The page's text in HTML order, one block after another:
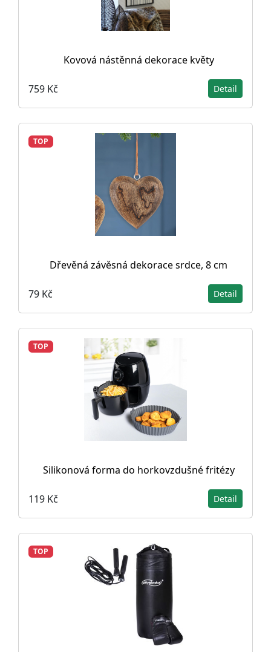
Kovová nástěnná dekorace květy
759 Kč Detail
TOP
Dřevěná závěsná dekorace srdce, 8 cm
79 Kč Detail
TOP
Silikonová forma do horkovzdušné fritézy
119 Kč Detail
TOP